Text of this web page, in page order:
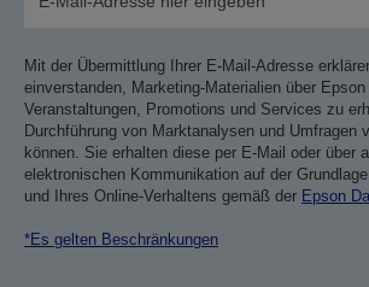
Mit der Übermittlung Ihrer E-Mail-Adresse
einverstanden, Marketing-Materialien über
Veranstaltungen, Promotions und Services zu
Durchführung von Marktanalysen und Umfragen
können. Sie erhalten diese per E-Mail oder über
elektronischen Kommunikation auf der
und Ihres Online-Verhaltens gemäß der Epson
*Es gelten Beschränkungen